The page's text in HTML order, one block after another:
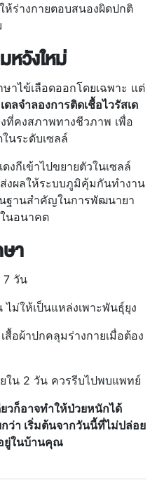
ห้ร่างกายตอบสนองผิดปกติ
หวังใหม่
เลือดออกโดยเฉพาะ แต่
ดลจำลองการติดเชื้อไวรัสเด
ที่คงสภาพทางชีวภาพ เพื่อ
นระดับเซลล์
เข้าไปขยายตัวในเซลล์
งผลให้ระบบภูมิคุ้มกันทำงาน
ฐานสำคัญในการพัฒนายา
นอนาคต
า
วัน
เป็นแหล่งเพาะพันธุ์ยุง
าปกคลุมร่างกายเมื่อต้อง
2 วัน ควรรีบไปพบแพทย์
วก็อาจทำให้ป่วยหนักได้
า เริ่มต้นจากวันนี้ที่ไม่ปล่อย
ยู่ในบ้านคุณ